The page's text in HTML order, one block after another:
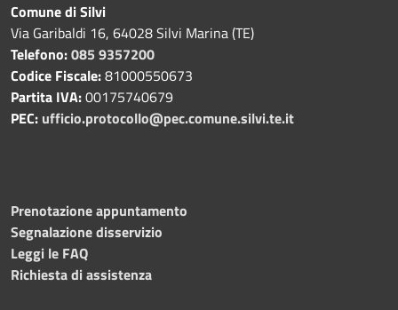
Comune di Silvi
Via Garibaldi 16, 64028 Silvi Marina (TE)
Telefono:085 9357200
Codice Fiscale:81000550673
Partita IVA:00175740679
PEC: ufficio.protocollo@pec.comune.silvi.te.it
Prenotazione appuntamento
Segnalazione disservizio
Leggi le FAQ
Richiesta di assistenza